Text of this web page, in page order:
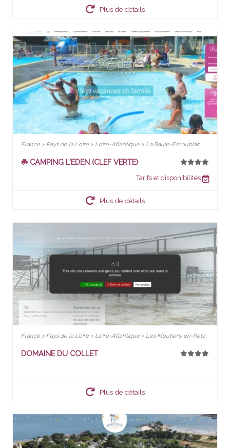
Plus de détails
France > Pays de la Loire > Loire-Atlantique > La Baule-Escoublac
☘️ CAMPING L'EDEN (CLEF VERTE)
Tarifs et disponibilités
Plus de détails
France > Pays de la Loire > Loire-Atlantique > Les Moutiers-en-Retz
DOMAINE DU COLLET
Plus de détails